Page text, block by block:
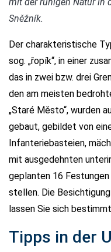
Sněžník.
Der charakteristische
sog. „řopík“, in einer
das in zwei bzw. drei
den am meisten
„Staré Město“, wurden
gebaut, gebildet von
Infanteriebasteien,
mit ausgedehnten
geplanten 16
stellen. Die
lassen Sie sich
Tipps in der